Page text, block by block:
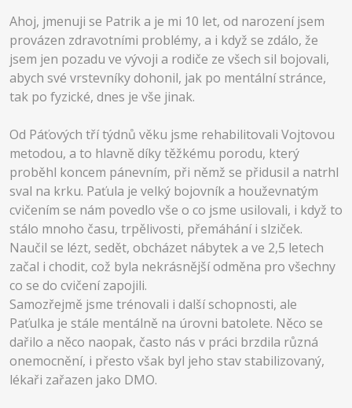
Ahoj, jmenuji se Patrik a je mi 10 let, od narození jsem
provázen zdravotními problémy, a i když se zdálo, že
jsem jen pozadu ve vývoji a rodiče ze všech sil bojovali,
abych své vrstevníky dohonil, jak po mentální stránce,
tak po fyzické, dnes je vše jinak.
Od Páťových tří týdnů věku jsme rehabilitovali Vojtovou
metodou, a to hlavně díky těžkému porodu, který
proběhl koncem pánevním, při němž se přidusil a natrhl
sval na krku. Paťula je velký bojovník a houževnatým
cvičením se nám povedlo vše o co jsme usilovali, i když to
stálo mnoho času, trpělivosti, přemáhání i slziček.
Naučil se lézt, sedět, obcházet nábytek a ve 2,5 letech
začal i chodit, což byla nekrásnější odměna pro všechny
co se do cvičení zapojili.
Samozřejmě jsme trénovali i další schopnosti, ale
Paťulka je stále mentálně na úrovni batolete. Něco se
dařilo a něco naopak, často nás v práci brzdila různá
onemocnění, i přesto však byl jeho stav stabilizovaný,
lékaři zařazen jako DMO.